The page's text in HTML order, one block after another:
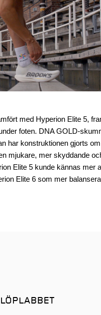
med Hyperion Elite 5,
foten. DNA GOLD-
har konstruktionen gjorts
mjukare, mer skyddande
Elite 5 kunde kännas mer
Elite 6 som mer